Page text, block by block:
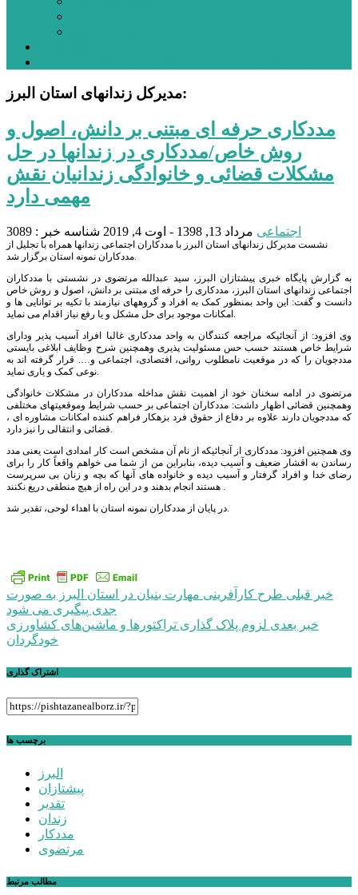
مدیرکل زندانهای استان البرز:
مددکاری حرفه ای مبتنی بر دانش، اصول و
روش خاص/مددکاری در زندانها در حل
مشکلات قضائی و خانوادگی زندانیان نقش
مهمی دارد
اجتماعی مرداد 13, 1398 - اوت 4, 2019 شناسه خبر : 3089
نشست مدیرکل زندانهای استان البرز با مددکاران اجتماعی زندانها همراه با تجلیل از
مددکاران نمونه استان برگزار شد.
به گزارش پایگاه خبری پیشتازان البرز، سید عبدالله مرتضوی در نشستی با مددکاران
اجتماعی زندانهای استان البرز، مددکاری را حرفه ای مبتنی بر دانش، اصول و روش خاص
دانست و گفت: این واحد بمنظور کمک به افراد و گروههای نیازمند با تکیه بر توانایی ها و
امکانات موجود برای حل مشکل و یا رفع نیاز اقدام می نماید.
وی افزود: از آنجائیکه مراجعه کنندگان به واحد مددکاری غالبا افراد آسیب پذیر ودارای
شرایط خاص هستند حسب حس مسئولیت پذیری وهمچنین شرح وظایف ابلاغی بایستی
مددجویان را که در موقعیت نامطلوب روانی، افتصادی، اجتماعی و…. قرار گرفته اند به
نوعی کمک و یاری نماید.
مرتضوی در ادامه سخنان خود از اهمیت نقش مداخله مددکاران در مشکلات خانوادگی
وهمچنین قضائی اظهار داشت: مددکاران اجتماعی بر حسب شرایط وموقعیتهای مختلفی
که مددجویان دارند علاوه بر دفاع از حقوق فرد بزهکار فراهم کننده امکانات مشاوره ای ،
قضائی و انتقالی را نیز دارد.
وی همچنین افزود: مددکاری از آنجائیکه از نام آن مشخص است کار امدادی است یعنی مدد
رساندن به اقشار ضعیف و آسیب دیده، بنابراین من از شما می خواهم واقعاً کار را برای
رضای خدا و افراد گرفتار و آسیب دیده و خانواده های آنها که بچه و زنان بی سرپرست
هستند انجام بدهند و در این راه از هیچ منطقی دریغ نکنند .
در پایان از مددکاران نمونه استان با اهداء لوحی، تقدیر شد.
راهبری
نوشته
خبر قبلی طرح کارآفرینی مهارت بنیان در استان البرز به صورت
جدی پیگیری می شود
خبر بعدی لزوم پلاک گذاری تراکتورها و ماشین‌های کشاورزی
خودگردان
اشتراک گذاری
برچسب ها
البرز
پیشتازان
تقدیر
زندان
مددکار
مرتضوی
مطالب مرتبط